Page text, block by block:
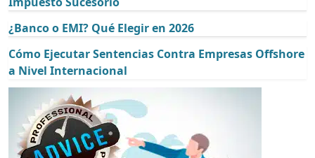
¿Banco o EMI? Qué Elegir en 2026
Cómo Ejecutar Sentencias Contra Empresas Offshore
a Nivel Internacional